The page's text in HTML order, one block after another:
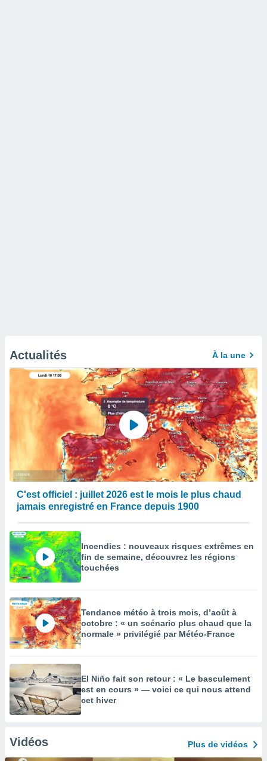
Actualités À la une
C'est officiel : juillet 2026 est le mois le plus chaud
jamais enregistré en France depuis 1900
Incendies : nouveaux risques extrêmes en
fin de semaine, découvrez les régions
touchées
Tendance météo à trois mois, d’août à
octobre : « un scénario plus chaud que la
normale » privilégié par Météo-France
El Niño fait son retour : « Le basculement
est en cours » — voici ce qui nous attend
cet hiver
Vidéos Plus de vidéos